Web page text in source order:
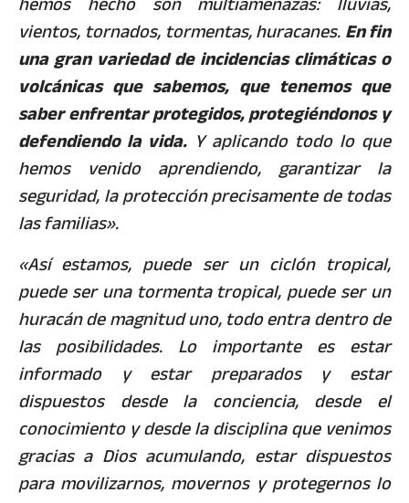
vientos, tornados, tormentas, huracanes.En fin
una gran variedad de incidencias climáticas o
volcánicas que sabemos, que tenemos que
saber enfrentar protegidos, protegiéndonos y
defendiendo la vida. Y aplicando todo lo que
hemos venido aprendiendo, garantizar la
seguridad, la protección precisamente de todas
las familias».
«Así estamos, puede ser un ciclón tropical,
puede ser una tormenta tropical, puede ser un
huracán de magnitud uno, todo entra dentro de
las posibilidades. Lo importante es estar
informado y estar preparados y estar
dispuestos desde la conciencia, desde el
conocimiento y desde la disciplina que venimos
gracias a Dios acumulando, estar dispuestos
para movilizarnos, movernos y protegernos lo